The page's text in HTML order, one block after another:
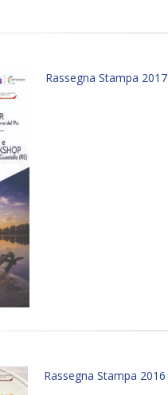
Rassegna Stampa 2017
Rassegna Stampa 2016